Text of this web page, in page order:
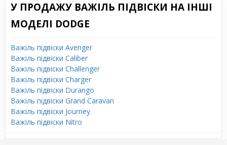
У ПРОДАЖУ ВАЖІЛЬ ПІДВІСКИ НА ІНШІ
МОДЕЛІ DODGE
Важіль підвіски Avenger
Важіль підвіски Caliber
Важіль підвіски Challenger
Важіль підвіски Charger
Важіль підвіски Durango
Важіль підвіски Grand Caravan
Важіль підвіски Journey
Важіль підвіски Nitro